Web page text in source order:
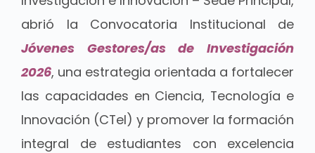
abrió la Convocatoria Institucional de
Jóvenes Gestores/as de Investigación
2026, una estrategia orientada a fortalecer
las capacidades en Ciencia, Tecnología e
Innovación (CTeI) y promover la formación
integral de estudiantes con excelencia